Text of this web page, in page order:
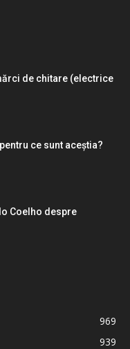
de chitare (electrice
ce sunt aceștia?
Coelho despre
969
939